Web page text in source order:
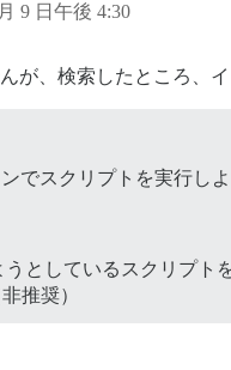
9 日午後 4:30
が、検索したところ、
でスクリプトを実行し
としているスクリプト
推奨）